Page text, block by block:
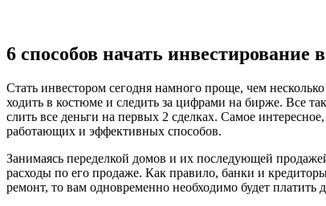
6 способов начать инвестирование
Стать инвестором сегодня намного проще, чем
ходить в костюме и следить за цифрами на бирже. Все
слить все деньги на первых 2 сделках. Самое
работающих и эффективных способов.
Занимаясь переделкой домов и их последующей
расходы по его продаже. Как правило, банки и
ремонт, то вам одновременно необходимо будет